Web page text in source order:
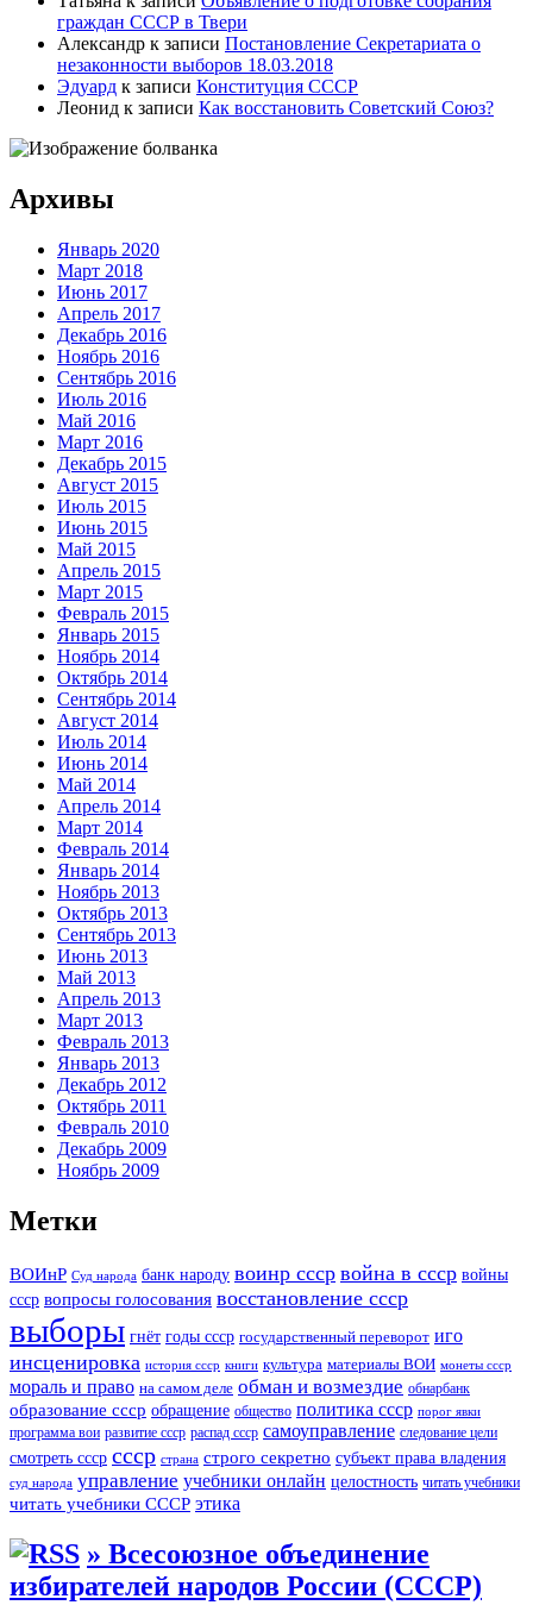
граждан СССР в Твери
Александр к записи Постановление Секретариата о
незаконности выборов 18.03.2018
Эдуард к записи Конституция СССР
Леонид к записи Как восстановить Советский Союз?
Архивы
Январь 2020
Март 2018
Июнь 2017
Апрель 2017
Декабрь 2016
Ноябрь 2016
Сентябрь 2016
Июль 2016
Май 2016
Март 2016
Декабрь 2015
Август 2015
Июль 2015
Июнь 2015
Май 2015
Апрель 2015
Март 2015
Февраль 2015
Январь 2015
Ноябрь 2014
Октябрь 2014
Сентябрь 2014
Август 2014
Июль 2014
Июнь 2014
Май 2014
Апрель 2014
Март 2014
Февраль 2014
Январь 2014
Ноябрь 2013
Октябрь 2013
Сентябрь 2013
Июнь 2013
Май 2013
Апрель 2013
Март 2013
Февраль 2013
Январь 2013
Декабрь 2012
Октябрь 2011
Февраль 2010
Декабрь 2009
Ноябрь 2009
Метки
ВОИнР Суд народа банк народу воинр ссср война в ссср войны
ссср вопросы голосования восстановление ссср
выборы гнёт годы ссср государственный переворот иго
инсценировка история ссср книги культура материалы ВОИ монеты ссср
мораль и право на самом деле обман и возмездие обнарбанк
образование ссср обращение общество политика ссср порог явки
программа вои развитие ссср распад ссср самоуправление следование цели
смотреть ссср ссср страна строго секретно субъект права владения
суд народа управление учебники онлайн целостность читать учебники
читать учебники СССР этика
» Всесоюзное объединение
избирателей народов России (СССР)